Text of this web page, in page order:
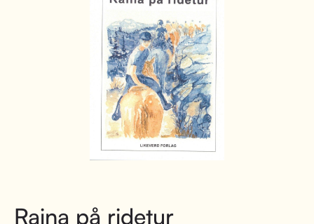
Raina på ridetur